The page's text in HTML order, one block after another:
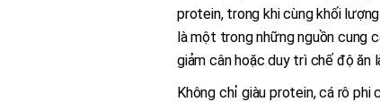
protein, trong khi cùng khối
là một trong những nguồn cung
giảm cân hoặc duy trì chế độ ăn
Không chỉ giàu protein, cá rô